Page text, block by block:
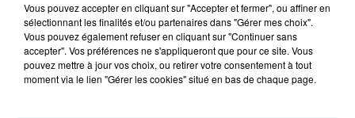
1er août 2026
Vous pouvez accepter en cliquant sur "Accepter et fermer", ou affiner en
sélectionnant les finalités et/ou partenaires dans "Gérer mes choix".
Vous pouvez également refuser en cliquant sur "Continuer sans
accepter". Vos préférences ne s'appliqueront que pour ce site. Vous
pouvez mettre à jour vos choix, ou retirer votre consentement à tout
moment via le lien "Gérer les cookies" situé en bas de chaque page.